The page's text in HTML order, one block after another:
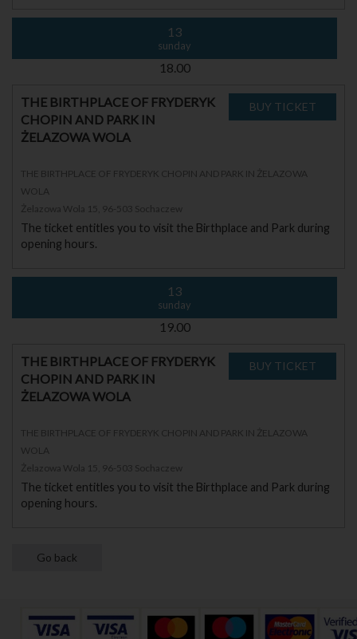
13
sunday
18.00
THE BIRTHPLACE OF FRYDERYK
CHOPIN AND PARK IN
ŻELAZOWA WOLA
THE BIRTHPLACE OF FRYDERYK CHOPIN AND PARK IN ŻELAZOWA
WOLA
Żelazowa Wola 15, 96-503 Sochaczew
The ticket entitles you to visit the Birthplace and Park during
opening hours.
13
sunday
19.00
THE BIRTHPLACE OF FRYDERYK
CHOPIN AND PARK IN
ŻELAZOWA WOLA
THE BIRTHPLACE OF FRYDERYK CHOPIN AND PARK IN ŻELAZOWA
WOLA
Żelazowa Wola 15, 96-503 Sochaczew
The ticket entitles you to visit the Birthplace and Park during
opening hours.